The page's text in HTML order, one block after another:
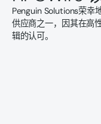
Penguin Solutions荣幸
供应商之一，因其在高
辑的认可。